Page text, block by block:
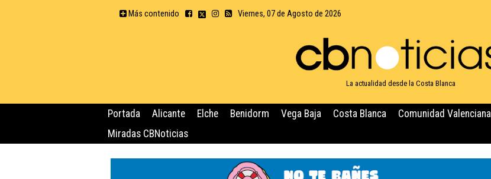
Más contenido Viernes, 07 de Agosto de 2026
La actualidad desde la Costa Blanca
Portada Alicante Elche Benidorm Vega Baja Costa Blanca Comunidad Valenciana
Miradas CBNoticias